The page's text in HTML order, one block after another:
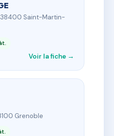
38400 Saint-Martin-
Voir la fiche →
Grenoble